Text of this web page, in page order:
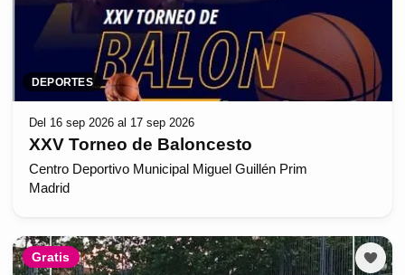
DEPORTES
Del 16 sep 2026 al 17 sep 2026
XXV Torneo de Baloncesto
Centro Deportivo Municipal Miguel Guillén Prim
Madrid
Gratis